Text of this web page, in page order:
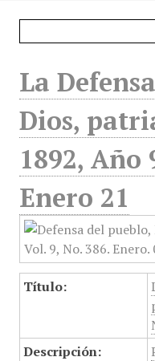
La
Dios,
1892, Año
Enero 21
Título:
Descripción: